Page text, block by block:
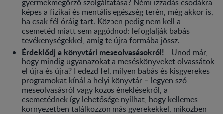
gyermekmegőrző szolgáltatása? Némi izzadás csodákra
képes a fizikai és mentális egészség terén, még akkor is,
ha csak fél óráig tart. Közben pedig nem kell a
csemetéd miatt sem aggódnod: lefoglalják babás
tevékenységekkel, amíg te újra formába jössz.
Érdeklődj a könyvtári meseolvasásokról! - Unod már,
hogy mindig ugyanazokat a meséskönyveket olvassátok
el újra és újra? Fedezd fel, milyen babás és kisgyerekes
programokat kínál a helyi könyvtár – legyen szó
meseolvasásról vagy közös éneklésekről, a
csemetédnek így lehetősége nyílhat, hogy kellemes
környezetben találkozzon más gyerekekkel, miközben